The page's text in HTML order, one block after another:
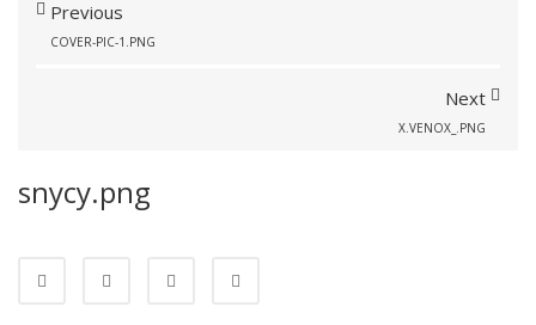
Previous
COVER-PIC-1.PNG
Next
X.VENOX_.PNG
snycy.png